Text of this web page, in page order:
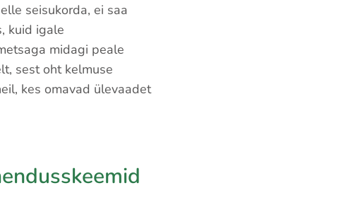
seisukorda, ei saa
kuid igale
midagi peale
sest oht kelmuse
kes omavad ülevaadet